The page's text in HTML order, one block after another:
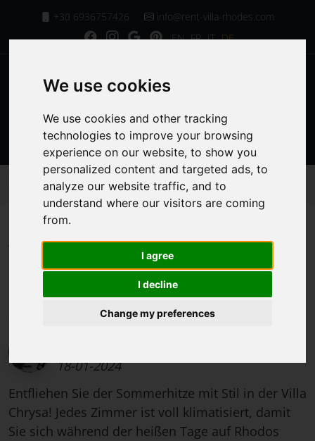
+30 6936757426
info@rent-villa-rhodes.com
EN FR IT DE
MENU
Startseite
Einrichtungen der Villa Chrysa
Vollständig klimatisiert
Vollständig
klimatisiert
18-01-2024
Entfliehen Sie der Sommerhitze mit Stil in der Villa
Chrysa! Jedes Zimmer ist voll klimatisiert, damit
Sie sich während der heißen Tage auf Rhodos
We use cookies
We use cookies and other tracking
technologies to improve your browsing
experience on our website, to show you
personalized content and targeted ads, to
analyze our website traffic, and to
understand where our visitors are coming
from.
I agree
I decline
Change my preferences